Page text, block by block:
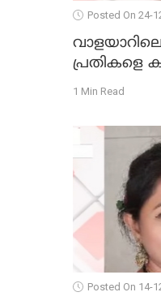
Posted On 24-
പ്രതികളെ
1 Min Read
Posted On 14-